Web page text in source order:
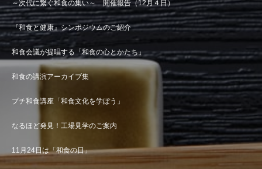
～次代に繋ぐ和食の集い～ 開催報告（12月４日）
『和食と健康』シンポジウムのご紹介
和食会議が提唱する「和食の心とかたち」
和食の講演アーカイブ集
プチ和食講座「和食文化を学ぼう」
なるほど発見！工場見学のご案内
11月24日は「和食の日」